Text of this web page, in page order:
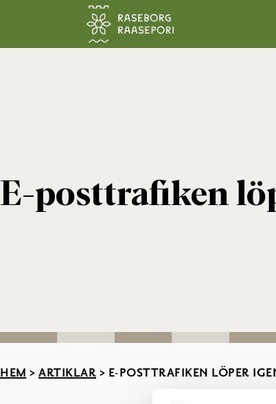
Hoppa till sidans innehåll
E-posttrafiken
HEM > ARTIKLAR > E-POSTTRAFIKEN LÖPER